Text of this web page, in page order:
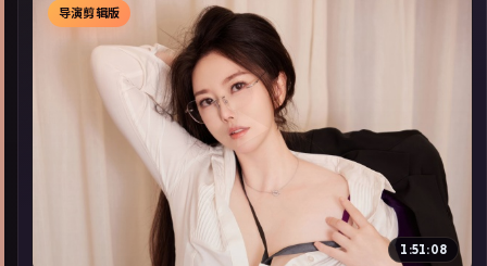
▶
导演剪辑版
1:51:08